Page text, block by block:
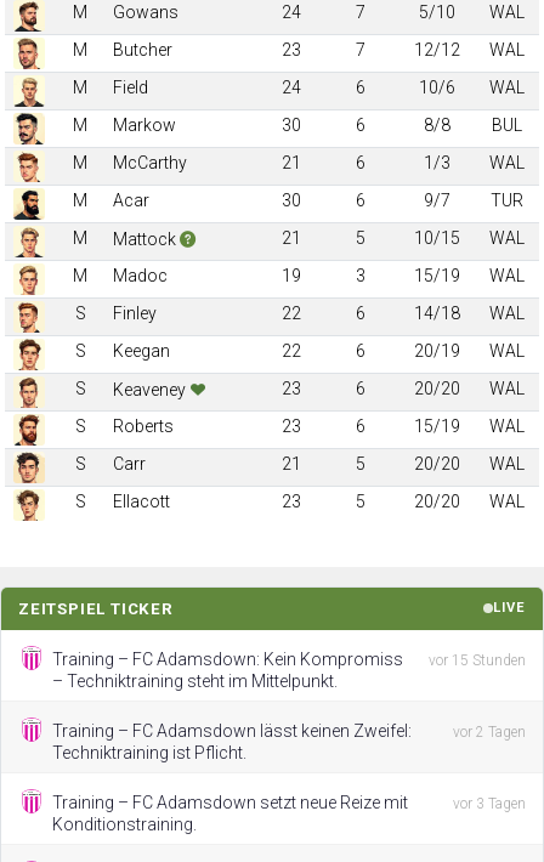
M
Gowans 24 7 5/10
WAL
M
Butcher 23 7 12/12
WAL
M
Field 24 6 10/6
WAL
M
Markow 30 6 8/8
BUL
M
McCarthy 21 6 1/3
WAL
M
Acar 30 6 9/7
TUR
M
Mattock 21 5 10/15
WAL
M
Madoc 19 3 15/19
WAL
S
Finley 22 6 14/18
WAL
S
Keegan 22 6 20/19
WAL
S
Keaveney 23 6 20/20
WAL
S
Roberts 23 6 15/19
WAL
S
Carr 21 5 20/20
WAL
S
Ellacott 23 5 20/20 WAL
ZEITSPIEL TICKER LIVE
Training – FC Adamsdown: Kein Kompromiss
– Techniktraining steht im Mittelpunkt.
vor 15 Stunden
Training – FC Adamsdown lässt keinen Zweifel:
Techniktraining ist Pflicht.
vor 2 Tagen
Training – FC Adamsdown setzt neue Reize mit
Konditionstraining.
vor 3 Tagen